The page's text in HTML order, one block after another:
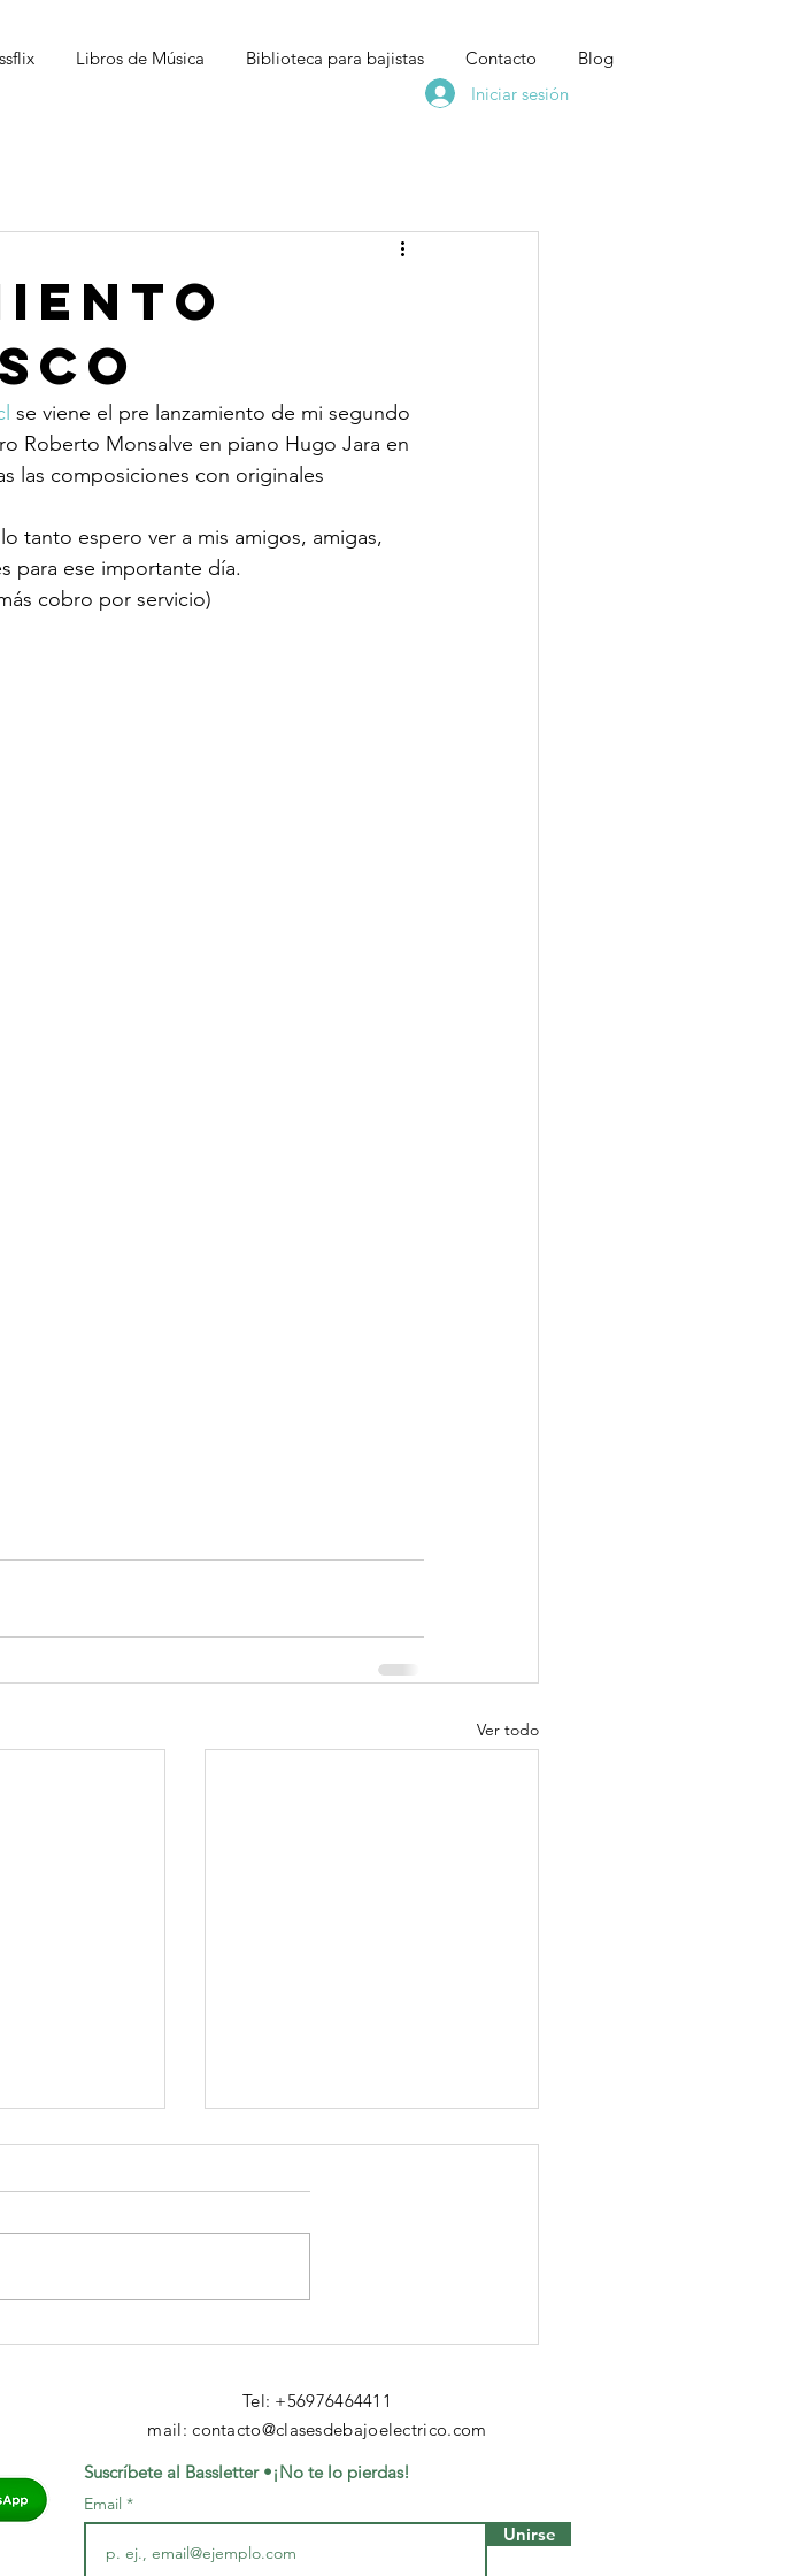
Libros de Música Biblioteca para bajistas Contacto
Blog
Iniciar sesión
se viene el pre lanzamiento de mi segundo
Roberto Monsalve en piano Hugo Jara en
las composiciones con originales
tanto espero ver a mis amigos, amigas,
para ese importante día.
cobro por servicio)
Ver todo
🎸
🎸 ¿por qué
cambiar tu
forma de
Tel: +56976464411
mail:contacto@clasesdebajoelectrico.com
Suscríbete al Bassletter •¡No te lo pierdas!
Email
Unirse